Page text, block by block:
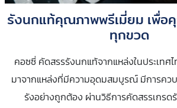
รังนกแท้คุณภาพพรีเมี่ยม เพื่อ
ทุกขวด
คอซซี่ คัดสรรรังนกแท้จากแหล่งในประเทศ
มาจากแหล่งที่มีความอุดมสมบูรณ์ มีการคว
รังอย่างถูกต้อง ผ่านวิธีการคัดสรรเกรด